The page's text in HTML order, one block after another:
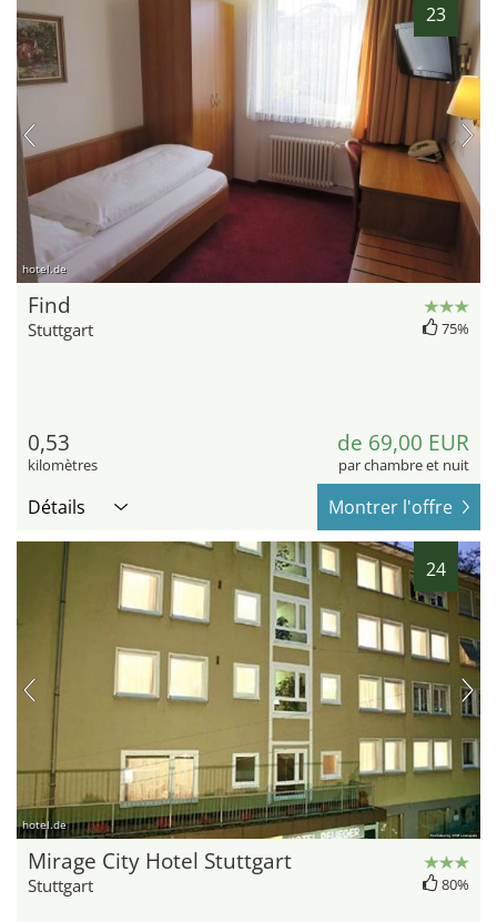
23
hotel.de
Find
Stuttgart 75%
0,53
kilomètres
de 69,00 EUR
par chambre et nuit
Détails Montrer l'offre
24
hotel.de
Mirage City Hotel Stuttgart
Stuttgart 80%